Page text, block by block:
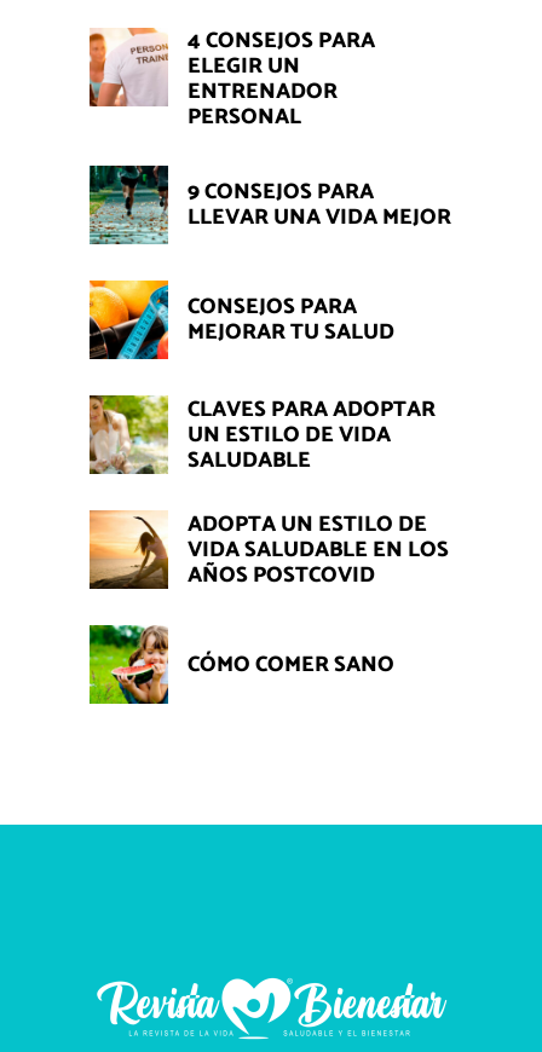
4 CONSEJOS PARA
ELEGIR UN
ENTRENADOR
PERSONAL
9 CONSEJOS PARA
LLEVAR UNA VIDA MEJOR
CONSEJOS PARA
MEJORAR TU SALUD
CLAVES PARA ADOPTAR
UN ESTILO DE VIDA
SALUDABLE
ADOPTA UN ESTILO DE
VIDA SALUDABLE EN LOS
AÑOS POSTCOVID
CÓMO COMER SANO